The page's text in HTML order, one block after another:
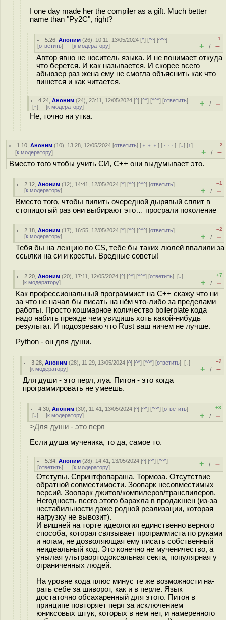
I one day made her the compiler as a gift. Much better
name than "Py2C", right?
5.26 ,Аноним (26), 10:11, 13/05/2024 [^] [^^] [^^^]
[ответить] [к модератору]
–1
+ / –
Автор явно не носитель языка. И не понимает откуда
что берется. И как называется. И скорее всего
абьюзер раз жена ему не смогла объяснить как что
пишется и как читается.
4.24 ,Аноним (24), 23:11, 12/05/2024 [^] [^^] [^^^] [ответить]
[↑] [к модератору] + / –
Не, точно ни утка.
1.10 ,Аноним (10), 13:28, 12/05/2024 [ответить] [ ﹢﹢﹢] [ · · ·][↓] [↑]
[к модератору]
–2
+ / –
Вместо того чтобы учить СИ, С++ они выдумывает это.
2.12 ,Аноним (12), 14:41, 12/05/2024 [^] [^^] [^^^] [ответить]
[к модератору]
–1
+ / –
Вместо того, чтобы пилить очередной дырявый сплит в
стопицотый раз они выбирают это… просрали поколение
2.18 ,Аноним (17), 16:55, 12/05/2024 [^] [^^] [^^^] [ответить]
[к модератору]
–2
+ / –
Тебя бы на лекцию по CS, тебе бы таких люлей ввалили за
ссылки на си и кресты. Вредные советы!
2.20 ,Аноним (20), 17:11, 12/05/2024 [^] [^^] [^^^] [ответить][↓]
[к модератору]
+7
+ / –
Как профессиональный программист на C++ скажу что ни
за что не начал бы писать на нём что-либо за пределами
работы. Просто кошмарное количество boilerplate кода
надо набить прежде чем увидишь хоть какой-нибудь
результат. И подозреваю что Rust ваш ничем не лучше.
Python - он для души.
3.28 ,Аноним (28), 11:29, 13/05/2024 [^] [^^] [^^^] [ответить][↓]
[к модератору]
–2
+ / –
Для души - это перл, луа. Питон - это когда
программировать не умеешь.
4.30 ,Аноним (30), 11:41, 13/05/2024 [^] [^^] [^^^] [ответить]
[↓] [к модератору]
+3
+ / –
>Для души - это перл
Если душа мученика, то да, самое то.
5.34 ,Аноним (28), 14:41, 13/05/2024 [^] [^^] [^^^]
[ответить] [к модератору] + / –
Отступы. Спринтфопараша. Тормоза. Отсутствие
обратной совместимости. Зоопарк несовместимых
версий. Зоопарк джитов/компилеров/транспилеров.
Негодность всего этого барахла в продакшен (из-за
нестабильности даже родной реализации, которая
нагрузку не вывозит).
И вишней на торте идеология единственно верного
способа, которая связывает программиста по руками
и ногам, не дозволяющая ему писать собственный
неидеальный код. Это конечно не мученичество, а
унылая ультраортодоксальная секта, популярная у
ограниченных людей.
На уровне кода плюс минус те же возможности на-
рать себе за шиворот, как и в перле. Язык
достаточно обсахаренный для этого. Питон в
принципе повторяет перл за исключением
юниксовых штук, которых в нем нет, и намеренного